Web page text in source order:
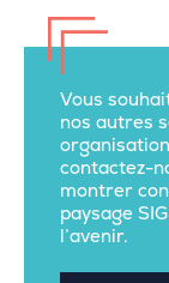
Vous
nos autres
contactez-
montrer
paysage
l’avenir.